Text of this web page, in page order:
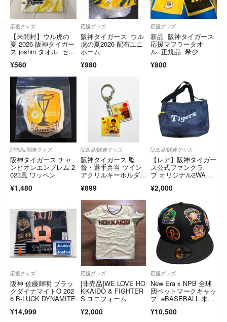
応援グッズ
【未開封】ウル虎の
夏 2026 阪神タイガー
ス joshin タオル セッ
¥560
応援グッズ
阪神タイガース ウル
虎の夏2026 配布ユニ
ホーム
¥980
応援グッズ
新品 阪神タイガース
応援マフラータオ
ル 正規品 希少
¥800
記念品/関連グッズ
阪神タイガース チャ
ンピオンエンブレム 2
023風 ワッペン
¥1,480
記念品/関連グッズ
阪神タイガース 監
督・選手弁当 ツイン
アクリルキーホルダ
¥899
記念品/関連グッズ
【レア】阪神タイガー
ス公式ファンクラ
ブ オリジナル2WA
¥2,000
応援グッズ
阪神 佐藤輝明 ブラッ
クダイナマイトO 202
6 B-LUCK DYNAMITE
¥14,999
応援グッズ
[非売品]WE LOVE HO
KKAIDO & FIGHTER
S ユニフォーム
¥2,000
応援グッズ
New Era x NPB 全球
団ペットマークキャッ
プ eBASEBALL 未使
¥10,500